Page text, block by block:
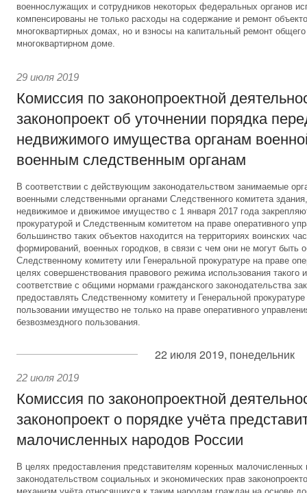
военнослужащих и сотрудников некоторых федеральных органов
компенсированы не только расходы на содержание и ремонт
многоквартирных домах, но и взносы на капитальный ремонт
многоквартирном доме.
29 июля 2019
Комиссия по законопроектной
законопроект об уточнении порядка
недвижимого имущества органам
военным следственным органам
В соответствии с действующим законодательством занимаемые
военными следственными органами Следственного комитета
недвижимое и движимое имущество с 1 января 2017 года
прокуратурой и Следственным комитетом на праве оперативного
большинство таких объектов находится на территориях воинских
формирований, военных городков, в связи с чем они не могут быть
Следственному комитету или Генеральной прокуратуре на праве
целях совершенствования правового режима использования такого
соответствие с общими нормами гражданского законодательства
предоставлять Следственному комитету и Генеральной
пользовании имущество не только на праве оперативного
безвозмездного пользования.
22 июля 2019, понедельник
22 июля 2019
Комиссия по законопроектной
законопроект о порядке учёта
малочисленных народов России
В целях предоставления представителям коренных
законодательством социальных и экономических прав